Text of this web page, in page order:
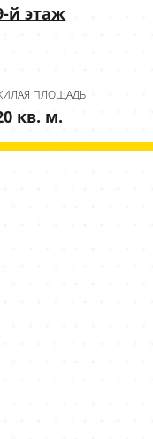
й этаж
ПЛОЩАДЬ
кв. м.